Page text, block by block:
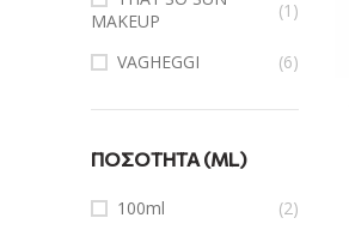
MAKEUP
(1)
VAGHEGGI (6)
ΠΟΣΌΤΗΤΑ (ML)
100ml
(2)